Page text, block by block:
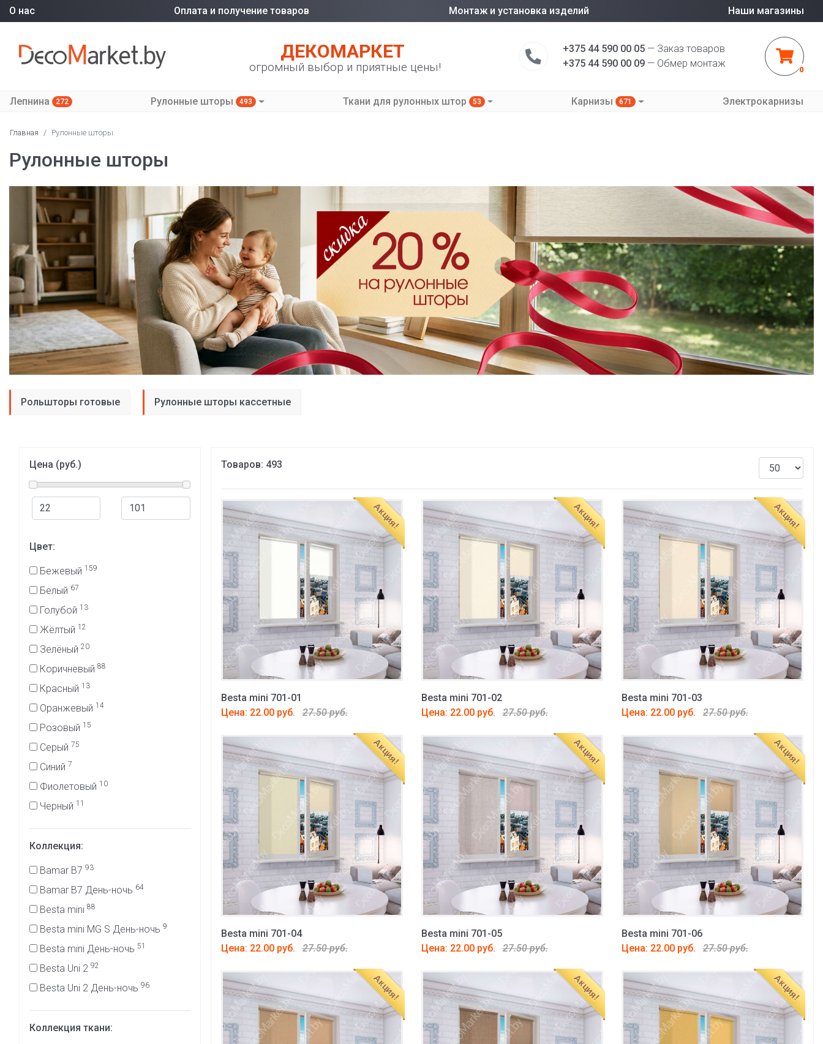
О нас Оплата и получение товаров Монтаж и установка изделий Наши магазины
ДЕКОМАРКЕТ
огромный выбор и приятные цены!
+375 44 590 00 05 — Заказ товаров
+375 44 590 00 09 — Обмер монтаж
0
Лепнина 272 Рулонные шторы 493 Ткани для рулонных штор 53 Карнизы 671 Электрокарнизы
Главная / Рулонные шторы
Рулонные шторы
Рольшторы готовые Рулонные шторы кассетные
Цена (руб.)
Цвет:
Бежевый 159
Белый 67
Голубой 13
Жёлтый 12
Зелёный 20
Коричневый 88
Красный 13
Оранжевый 14
Розовый 15
Серый 75
Синий 7
Фиолетовый 10
Черный 11
Коллекция:
Bamar B7 93
Bamar B7 День-ночь 64
Besta mini 88
Besta mini MG S День-ночь 9
Besta mini День-ночь 51
Besta Uni 2 92
Besta Uni 2 День-ночь 96
Коллекция ткани:
Товаров: 493
Акция!
Besta mini 701-01
Цена: 22.00 руб.
27.50 руб.
Акция!
Besta mini 701-02
Цена: 22.00 руб.
27.50 руб.
Акция!
Besta mini 701-03
Цена: 22.00 руб.
27.50 руб.
Акция!
Besta mini 701-04
Цена: 22.00 руб.
27.50 руб.
Акция!
Besta mini 701-05
Цена: 22.00 руб.
27.50 руб.
Акция!
Besta mini 701-06
Цена: 22.00 руб.
27.50 руб.
Акция! Акция! Акция!